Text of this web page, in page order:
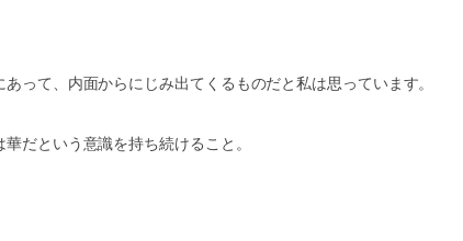
って、内面からにじみ出てくるものだと私は思っています。
だという意識を持ち続けること。